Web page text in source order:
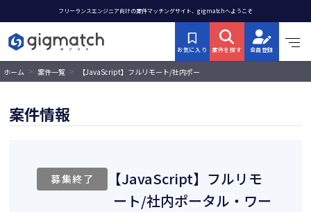
フリーランスエンジニア向けの案件マッチングサイト、gigmatchへようこそ
お気に入り 案件を探す 会員登録
ホーム > 案件一覧 >
【JavaScript】フルリモート/社内ポー
案件情報
募集終了
【JavaScript】フルリモ
ート/社内ポータル・ワー